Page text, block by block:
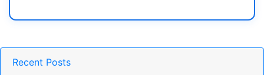
Recent Posts